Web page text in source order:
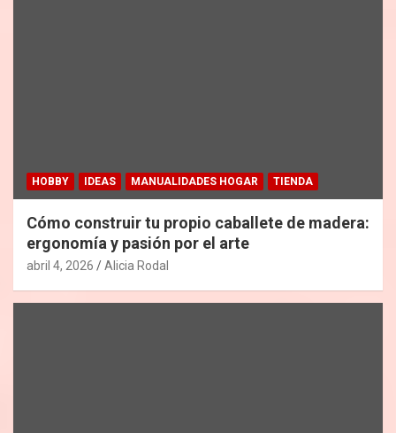
HOBBY IDEAS MANUALIDADES HOGAR TIENDA
Cómo construir tu propio caballete de madera:
ergonomía y pasión por el arte
abril 4, 2026 Alicia Rodal